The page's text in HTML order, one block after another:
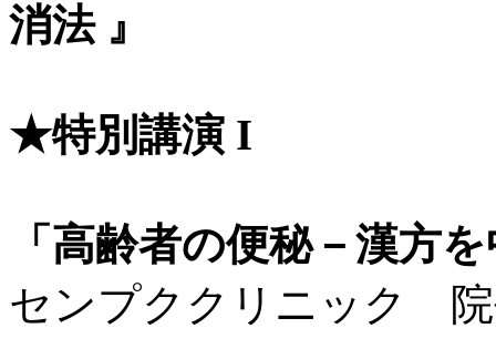
消法 』
★特別講演 I
「高齢者の便秘－漢方
センプククリニック